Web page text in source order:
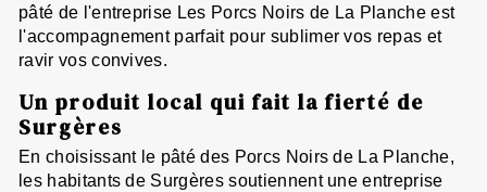
pâté de l'entreprise Les Porcs Noirs de La Planche est
l'accompagnement parfait pour sublimer vos repas et
ravir vos convives.
Un produit local qui fait la fierté de
Surgères
En choisissant le pâté des Porcs Noirs de La Planche,
les habitants de Surgères soutiennent une entreprise